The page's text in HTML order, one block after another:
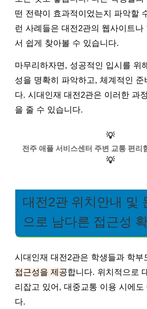
떤 전략이 효과적이었는지 파악할
런 사례들은 대전2관의 웹사이트나
서 쉽게 찾아볼 수 있습니다.
마무리하자면, 성공적인 입시를 위
성을 명확히 파악하고, 체계적인 준
다. 시대인재 대전2관은 이러한 과
을 줄 수 있습니다.
💡
전주 애플 서비스센터 주변 교통 편리
💡
대전2관 위치안내 및
으로 남다른 접근성 확
시대인재 대전2관은 학생들과 학부
접근성을 제공합니다. 위치적으로
리잡고 있어, 대중교통 이용 시에도
다.